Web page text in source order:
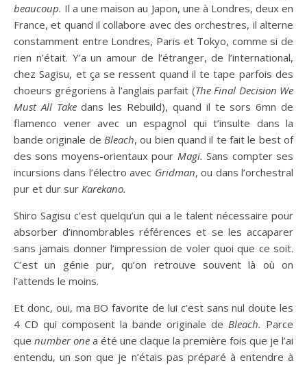
beaucoup. Il a une maison au Japon, une à Londres, deux en
France, et quand il collabore avec des orchestres, il alterne
constamment entre Londres, Paris et Tokyo, comme si de
rien n’était. Y’a un amour de l’étranger, de l’international,
chez Sagisu, et ça se ressent quand il te tape parfois des
choeurs grégoriens à l’anglais parfait (The Final Decision We
Must All Takedans les Rebuild), quand il te sors 6mn de
flamenco vener avec un espagnol qui t’insulte dans la
bande originale de Bleach, ou bien quand il te fait le best of
des sons moyens-orientaux pour Magi. Sans compter ses
incursions dans l’électro avec Gridman, ou dans l’orchestral
pur et dur sur Karekano.
Shiro Sagisu c’est quelqu’un qui a le talent nécessaire pour
absorber d’innombrables références et se les accaparer
sans jamais donner l’impression de voler quoi que ce soit.
C’est un génie pur, qu’on retrouve souvent là où on
l’attends le moins.
Et donc, oui, ma BO favorite de lui c’est sans nul doute les
4 CD qui composent la bande originale de Bleach. Parce
que number one a été une claque la première fois que je l’ai
entendu, un son que je n’étais pas préparé à entendre à